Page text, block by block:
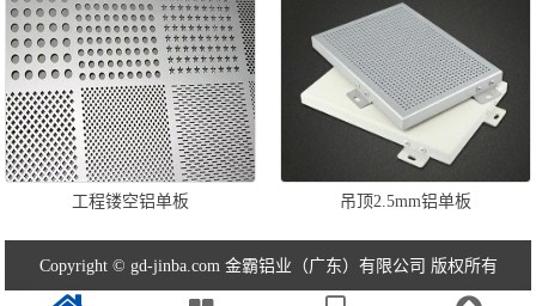
工程镂空铝单板 吊顶2.5mm铝单板
Copyright © gd-jinba.com 金霸铝业（广东）有限公司 版权所有